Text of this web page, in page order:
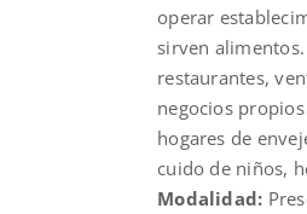
operar
sirven
restaurantes,
negocios
hogares de
cuido de niños,
Modalidad: